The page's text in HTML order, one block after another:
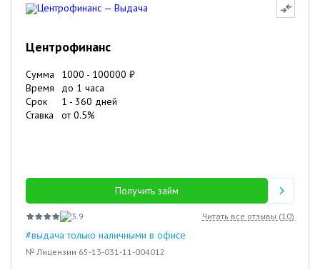
Центрофинанс
Сумма 1000 - 100000 ₽
Время
до 1 часа
Срок
1 - 360 дней
Ставка
от0.5%
Получить займ
3.9 Читать все отзывы (10)
#выдача только наличными в офисе
№ Лицензии 65-13-031-11-004012